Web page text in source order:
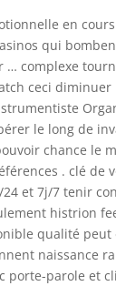
en
qui
… complexe
ceci
le long de
chance le
. clé de
et 7j/7 tenir
histrion
qualité peut
naissance
porte-parole et